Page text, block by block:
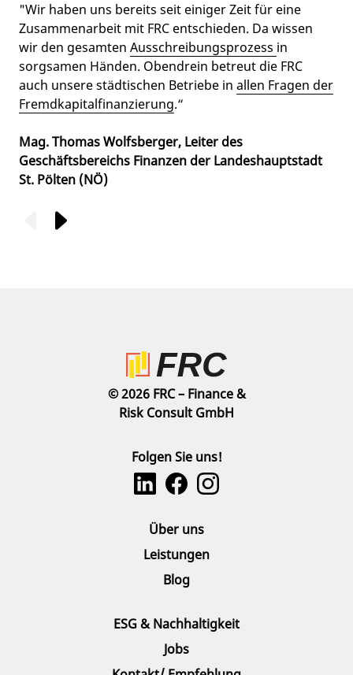
"Wir haben uns bereits seit einiger Zeit für eine
Zusammenarbeit mit FRC entschieden. Da wissen
wir den gesamten Ausschreibungsprozess in
sorgsamen Händen. Obendrein betreut die FRC
auch unsere städtischen Betriebe in allen Fragen der
Fremdkapitalfinanzierung.“
Mag. Thomas Wolfsberger, Leiter des
Geschäftsbereichs Finanzen der Landeshauptstadt
St. Pölten (NÖ)
© 2026 FRC – Finance &
Risk Consult GmbH
Folgen Sie uns!
Über uns
Leistungen
Blog
ESG & Nachhaltigkeit
Jobs